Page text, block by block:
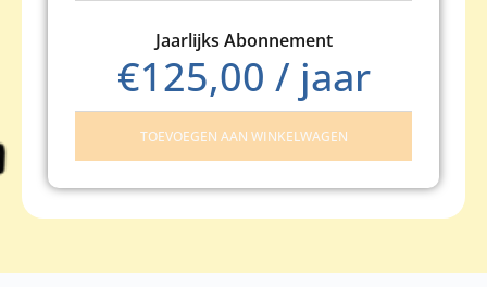
Jaarlijks Abonnement
€125,00 / jaar
TOEVOEGEN AAN WINKELWAGEN